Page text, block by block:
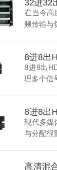
在当今高
频传输与
8进8出
理多个信
现代多媒
与分配很